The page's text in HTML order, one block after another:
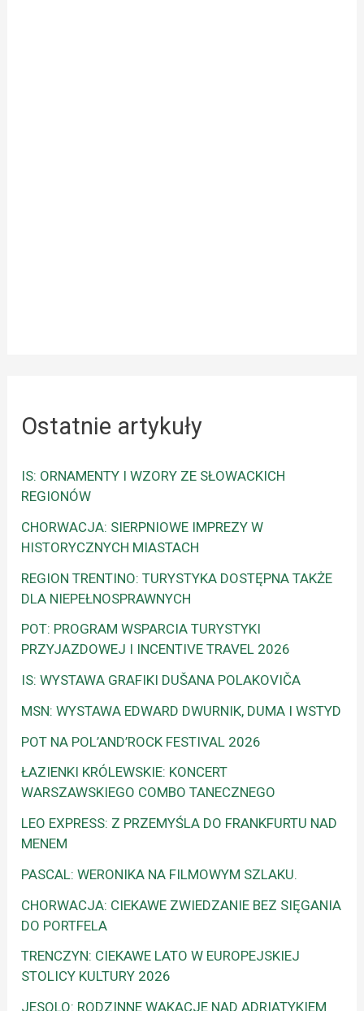
Ostatnie artykuły
IS: ORNAMENTY I WZORY ZE SŁOWACKICH
REGIONÓW
CHORWACJA: SIERPNIOWE IMPREZY W
HISTORYCZNYCH MIASTACH
REGION TRENTINO: TURYSTYKA DOSTĘPNA TAKŻE
DLA NIEPEŁNOSPRAWNYCH
POT: PROGRAM WSPARCIA TURYSTYKI
PRZYJAZDOWEJ I INCENTIVE TRAVEL 2026
IS: WYSTAWA GRAFIKI DUŠANA POLAKOVIČA
MSN: WYSTAWA EDWARD DWURNIK, DUMA I WSTYD
POT NA POL’AND’ROCK FESTIVAL 2026
ŁAZIENKI KRÓLEWSKIE: KONCERT
WARSZAWSKIEGO COMBO TANECZNEGO
LEO EXPRESS: Z PRZEMYŚLA DO FRANKFURTU NAD
MENEM
PASCAL: WERONIKA NA FILMOWYM SZLAKU.
CHORWACJA: CIEKAWE ZWIEDZANIE BEZ SIĘGANIA
DO PORTFELA
TRENCZYN: CIEKAWE LATO W EUROPEJSKIEJ
STOLICY KULTURY 2026
JESOLO: RODZINNE WAKACJE NAD ADRIATYKIEM